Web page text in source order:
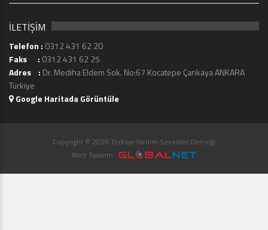
İLETİŞİM
Telefon : 0312 431 62 20
Faks : 0312 431 62 25
Adres : Dr. Mediha Eldem Sok. No:67 Kocatepe Çankaya ANKARA
Türkiye
Google Haritada Görüntüle
Copyright © 2026 Türkiye Yardım Sevenler Derneği
Web Tasarım :